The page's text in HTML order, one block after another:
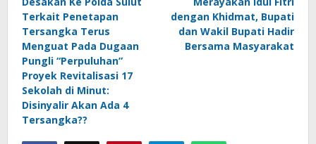
pos
Terkait Penetapan
Tersangka Terus
Menguat Pada Dugaan
Pungli “Perpuluhan”
Proyek Revitalisasi 17
Sekolah di Minut:
Disinyalir Akan Ada 4
Tersangka??
dengan Khidmat, Bupati
dan Wakil Bupati Hadir
Bersama Masyarakat